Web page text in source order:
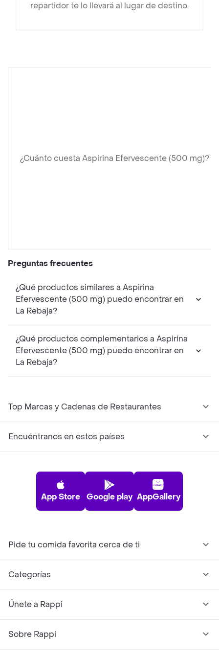
repartidor te lo llevará al lugar de destino.
¿Cuánto cuesta Aspirina Efervescente (500 mg)?
Preguntas frecuentes
¿Qué productos similares a Aspirina
Efervescente (500 mg) puedo encontrar en
La Rebaja?
¿Qué productos complementarios a Aspirina
Efervescente (500 mg) puedo encontrar en
La Rebaja?
Top Marcas y Cadenas de Restaurantes
Encuéntranos en estos países
App Store Google play AppGallery
Pide tu comida favorita cerca de ti
Categorías
Únete a Rappi
Sobre Rappi